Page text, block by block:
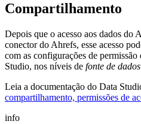
Compartilhamento
Depois que o acesso aos dados do
conector do Ahrefs, esse acesso
com as configurações de
Studio, nos níveis de fonte de dados
Leia a documentação do Data
compartilhamento, permissões de
info